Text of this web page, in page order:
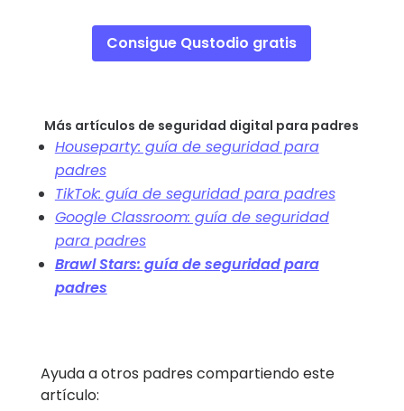
Consigue Qustodio gratis
Más artículos de seguridad digital para padres
Houseparty: guía de seguridad para
padres
TikTok: guía de seguridad para padres
Google Classroom: guía de seguridad
para padres
Brawl Stars: guía de seguridad para
padres
Ayuda a otros padres compartiendo este
artículo: